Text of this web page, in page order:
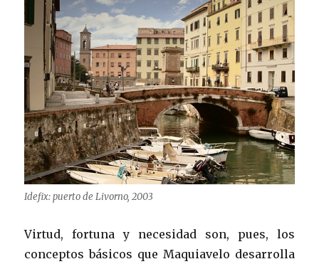
Idefix: puerto de Livorno, 2003
Virtud, fortuna y necesidad son, pues, los
conceptos básicos que Maquiavelo desarrolla